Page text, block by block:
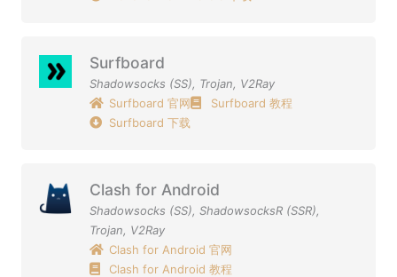
Surfboard
Shadowsocks (SS), Trojan, V2Ray
Surfboard 官网
Surfboard 教程
Surfboard 下载
Clash for Android
Shadowsocks (SS), ShadowsocksR (SSR),
Trojan, V2Ray
Clash for Android 官网
Clash for Android 教程